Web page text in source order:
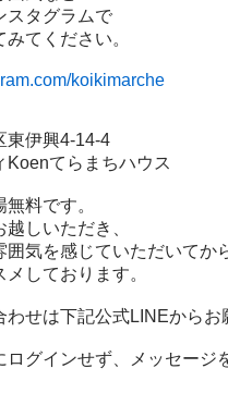
スタグラムで
てください。
koikimarche
東伊興4-14-4
Koenてらまちハウス
料です。
越しいただき、
囲気を感じていただいてか
しております。
わせは下記公式LINEからお
ログインせず、メッセージ